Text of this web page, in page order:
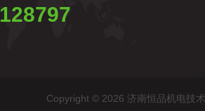
Copyright © 2026 济南恒品机电技